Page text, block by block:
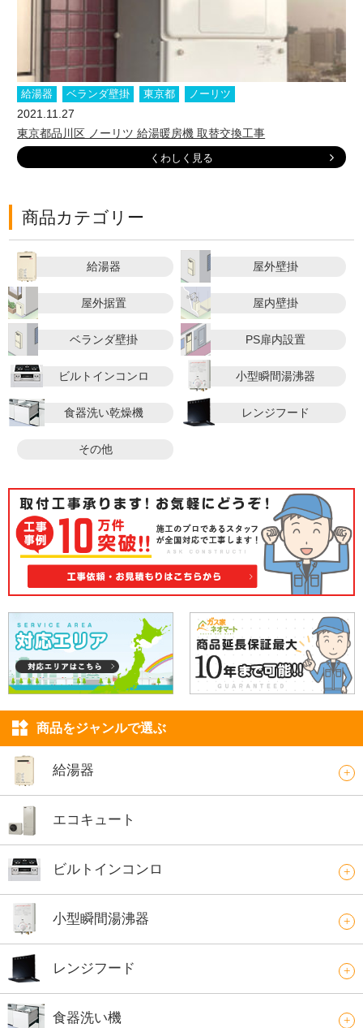
給湯器 ベランダ壁掛 東京都 ノーリツ
2021.11.27
東京都品川区 ノーリツ 給湯暖房機 取替交換工事
くわしく見る
商品カテゴリー
給湯器 屋外壁掛
屋外据置 屋内壁掛
ベランダ壁掛 PS扉内設置
ビルトインコンロ 小型瞬間湯沸器
食器洗い乾燥機 レンジフード
その他
商品をジャンルで選ぶ
給湯器
エコキュート
ビルトインコンロ
小型瞬間湯沸器
レンジフード
食器洗い機